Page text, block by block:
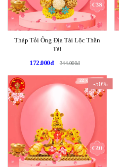
Tháp Tỏi Ông Địa Tài Lộc Thần
Tài
172.000đ
344.000đ
-50%